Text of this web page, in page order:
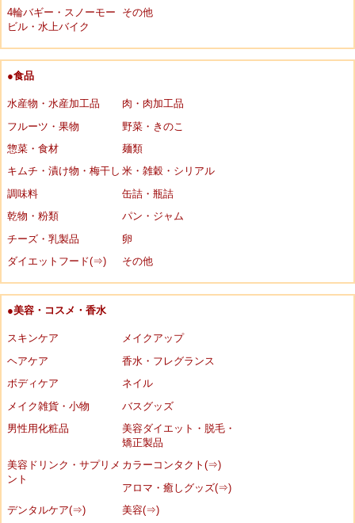
4輪バギー・スノーモー
ビル・水上バイク
その他
●食品
水産物・水産加工品
肉・肉加工品
フルーツ・果物
野菜・きのこ
惣菜・食材
麺類
キムチ・漬け物・梅干し 米・雑穀・シリアル
調味料
缶詰・瓶詰
乾物・粉類
パン・ジャム
チーズ・乳製品
卵
ダイエットフード(⇒)
その他
●美容・コスメ・香水
スキンケア
メイクアップ
ヘアケア
香水・フレグランス
ボディケア
ネイル
メイク雑貨・小物
バスグッズ
男性用化粧品
美容ダイエット・脱毛・
矯正製品
美容ドリンク・サプリメ
ント
カラーコンタクト(⇒)
アロマ・癒しグッズ(⇒)
デンタルケア(⇒)
美容(⇒)